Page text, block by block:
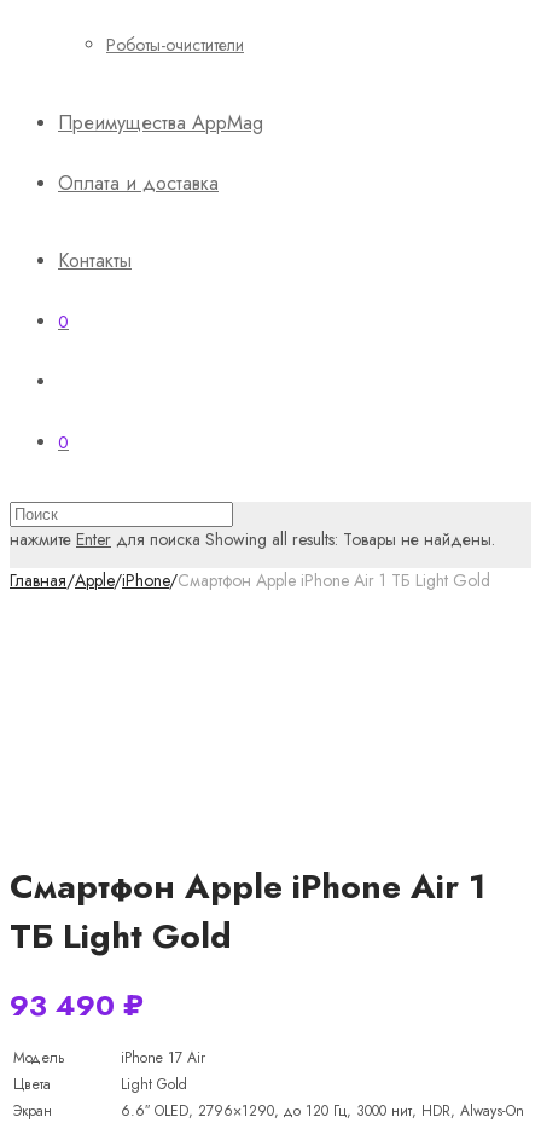
Роботы-очистители
Преимущества AppMag
Оплата и доставка
Контакты
0
0
нажмите Enter для поиска Showing all results: Товары не найдены.
Главная/Apple/iPhone/Смартфон Apple iPhone Air 1 ТБ Light Gold
Смартфон Apple iPhone Air 1
ТБ Light Gold
93 490 ₽
Модель
iPhone 17 Air
Цвета
Light Gold
Экран
6.6″ OLED, 2796×1290, до 120 Гц, 3000 нит, HDR, Always-On